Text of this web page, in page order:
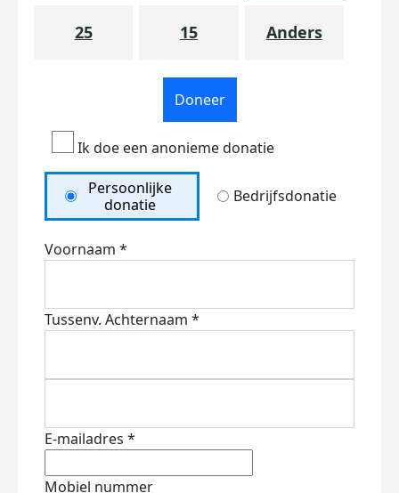
25 15 Anders
Doneer
Ik doe een anonieme donatie
Persoonlijke
donatie
Bedrijfsdonatie
Voornaam *
Tussenv. Achternaam *
E-mailadres *
Mobiel nummer